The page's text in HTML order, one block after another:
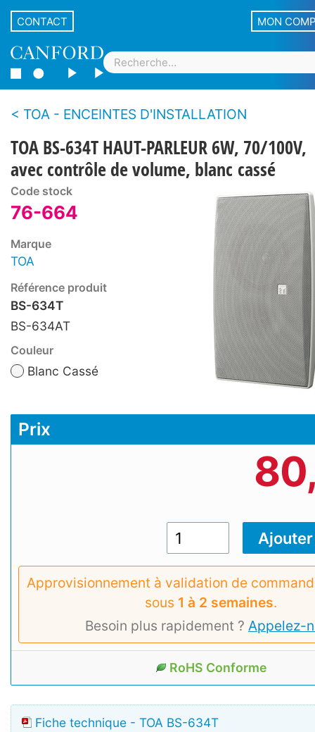
CONTACT MON
TOA - ENCEINTES D'INSTALLATION
TOA BS-634T HAUT-PARLEUR 6W, 70/100V,
avec contrôle de volume, blanc cassé
Code stock
76-664
Marque
TOA
Référence produit
BS-634T
BS-634AT
Couleur
Blanc Cassé
Prix
Approvisionnement à validation de
sous 1 à 2 semaines.
Besoin plus rapidement ? Appelez-
RoHS Conforme
Fiche technique - TOA BS-634T